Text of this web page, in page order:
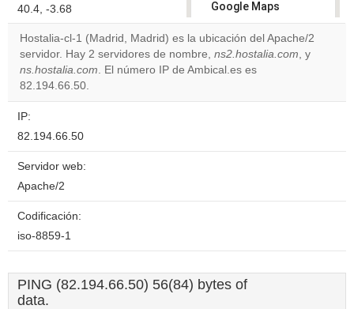
40.4, -3.68
Google Maps
correctly.
Do you
own this
Hostalia-cl-1 (Madrid, Madrid) es la ubicación del Apache/2
servidor. Hay 2 servidores de nombre, ns2.hostalia.com, y
ns.hostalia.com. El número IP de Ambical.es es
82.194.66.50.
IP:
82.194.66.50
Servidor web:
Apache/2
Codificación:
iso-8859-1
PING (82.194.66.50) 56(84) bytes of
data.